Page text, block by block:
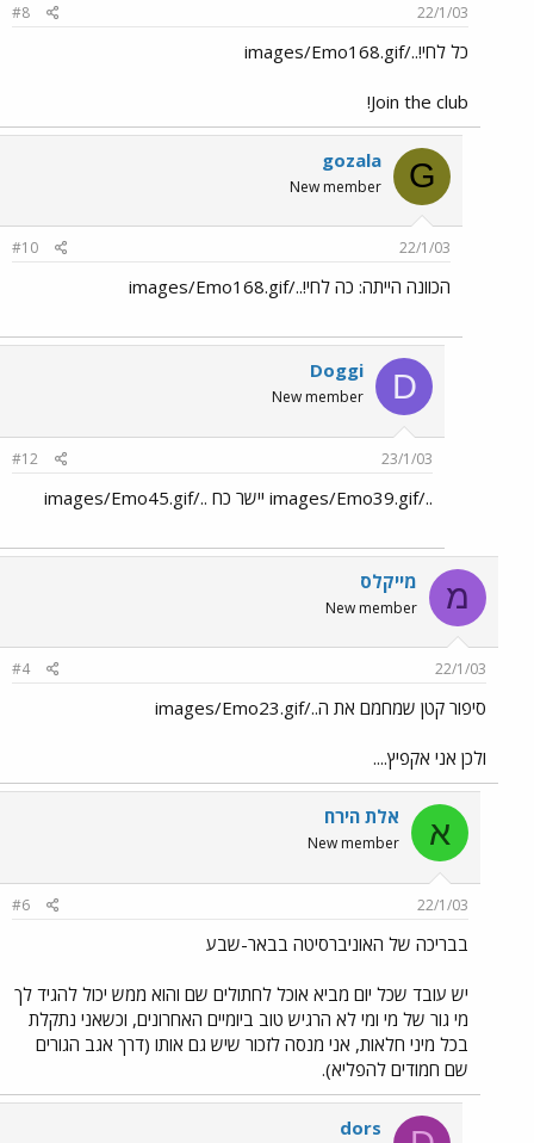
22/1/03
#8
כל לחי!../images/Emo168.gif
Join the club!
G
gozala
New member
22/1/03
#10
הכוונה הייתה: כה לחי!../images/Emo168.gif
D
Doggi
New member
23/1/03
#12
../images/Emo39.gif יישר כח ../images/Emo45.gif
מ מייקלס
New member
22/1/03
#4
סיפור קטן שמחמם את ה../images/Emo23.gif
ולכן אני אקפיץ....
א אלת הירח
New member
22/1/03
#6
בבריכה של האוניברסיטה בבאר-שבע
יש עובד שכל יום מביא אוכל לחתולים שם והוא ממש יכול להגיד לך
מי גור של מי ומי לא הרגיש טוב ביומיים האחרונים, וכשאני נתקלת
בכל מיני חלאות, אני מנסה לזכור שיש גם אותו (דרך אגב הגורים
שם חמודים להפליא).
dors